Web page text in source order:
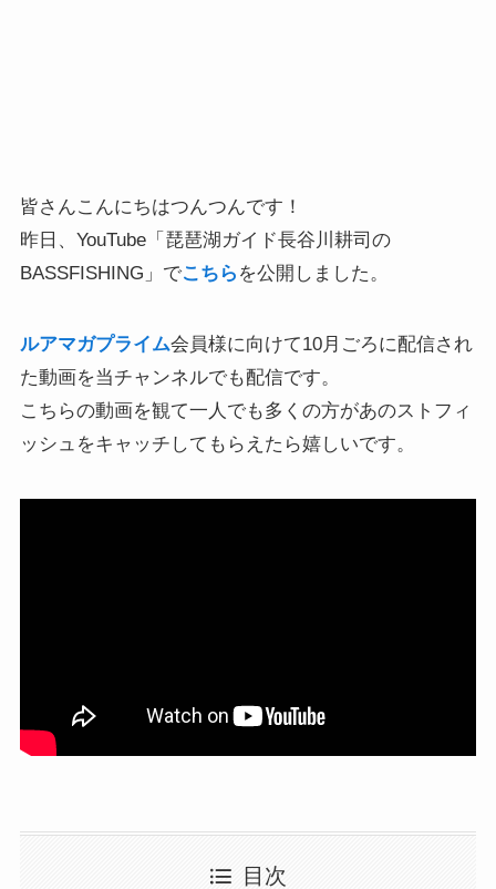
皆さんこんにちはつんつんです！
昨日、YouTube「琵琶湖ガイド長谷川耕司の
BASSFISHING」でこちら を公開しました。
ルアマガプライム会員様に向けて10月ごろに配信され
た動画を当チャンネルでも配信です。
こちらの動画を観て一人でも多くの方があのストフィ
ッシュをキャッチしてもらえたら嬉しいです。
目次